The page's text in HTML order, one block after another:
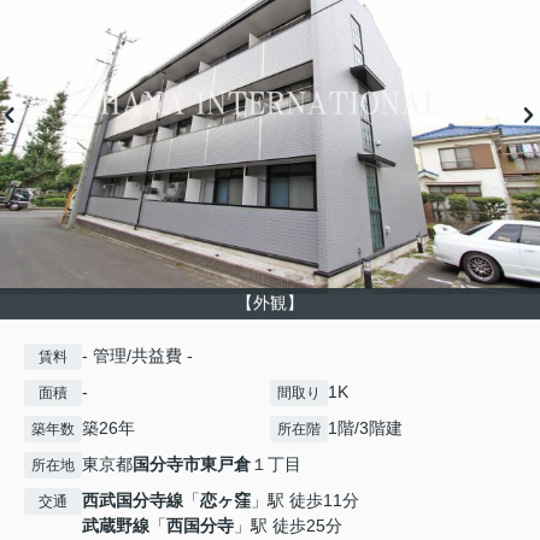
【外観】
賃料 - 管理/共益費 -
面積 - 間取り 1K
築年数 築26年 所在階 1階/3階建
所在地 東京都国分寺市東戸倉１丁目
交通 西武国分寺線 「恋ヶ窪 」駅 徒歩11分
武蔵野線 「西国分寺 」駅 徒歩25分